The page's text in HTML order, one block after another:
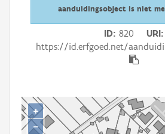
Downloads
Aanmelden
aanduidingsobject is niet
ID 820
URI
https://id.erfgoed.net/
+
−